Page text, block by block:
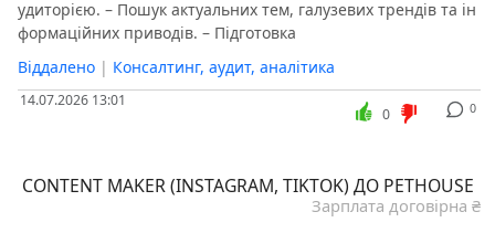
удиторією. – Пошук актуальних тем, галузевих трендів та ін
формаційних приводів. – Підготовка
Віддалено | Консалтинг, аудит, аналітика
14.07.2026 13:01 0
0
️ CONTENT MAKER (INSTAGRAM, TIKTOK) ДО PETHOUSE
Зарплата договірна ₴